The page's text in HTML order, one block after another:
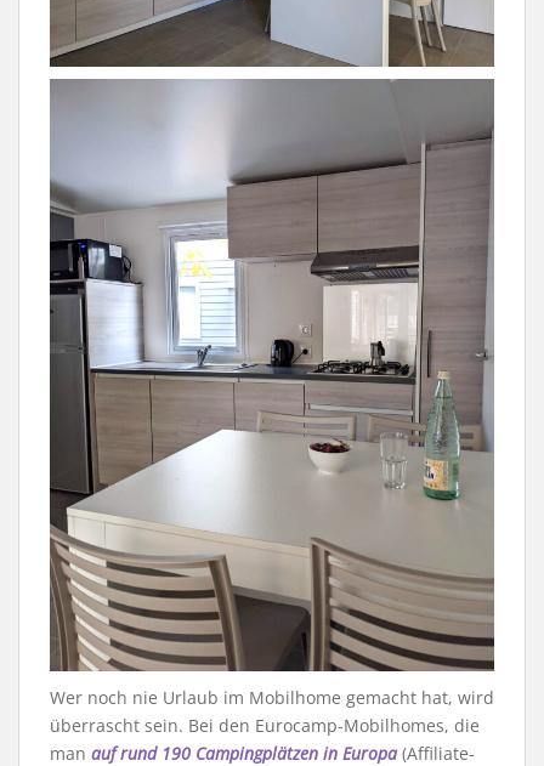
Wer noch nie Urlaub im Mobilhome gemacht hat, wird
überrascht sein. Bei den Eurocamp-Mobilhomes, die
man auf rund 190 Campingplätzen in Europa (Affiliate-